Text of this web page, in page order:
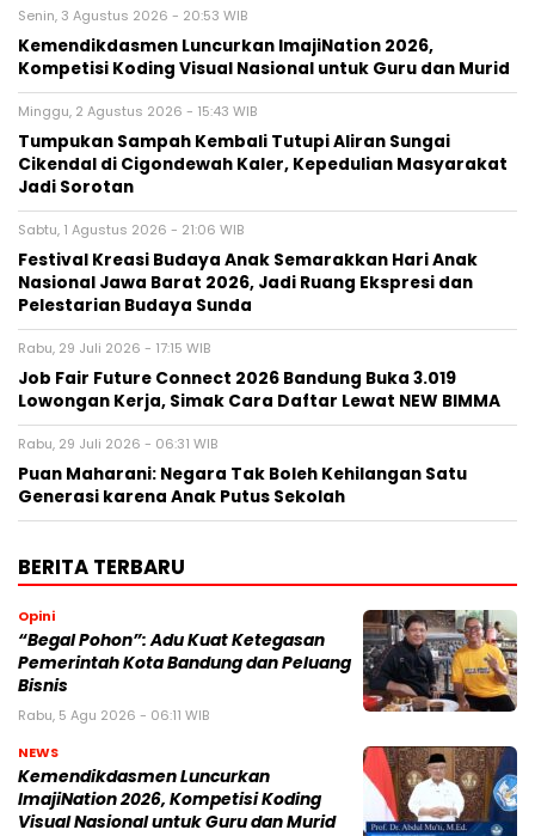
Senin, 3 Agustus 2026 - 20:53 WIB
Kemendikdasmen Luncurkan ImajiNation 2026,
Kompetisi Koding Visual Nasional untuk Guru dan Murid
Minggu, 2 Agustus 2026 - 15:43 WIB
Tumpukan Sampah Kembali Tutupi Aliran Sungai
Cikendal di Cigondewah Kaler, Kepedulian Masyarakat
Jadi Sorotan
Sabtu, 1 Agustus 2026 - 21:06 WIB
Festival Kreasi Budaya Anak Semarakkan Hari Anak
Nasional Jawa Barat 2026, Jadi Ruang Ekspresi dan
Pelestarian Budaya Sunda
Rabu, 29 Juli 2026 - 17:15 WIB
Job Fair Future Connect 2026 Bandung Buka 3.019
Lowongan Kerja, Simak Cara Daftar Lewat NEW BIMMA
Rabu, 29 Juli 2026 - 06:31 WIB
Puan Maharani: Negara Tak Boleh Kehilangan Satu
Generasi karena Anak Putus Sekolah
BERITA TERBARU
Opini
“Begal Pohon”: Adu Kuat Ketegasan
Pemerintah Kota Bandung dan Peluang
Bisnis
Rabu, 5 Agu 2026 - 06:11 WIB
NEWS
Kemendikdasmen Luncurkan
ImajiNation 2026, Kompetisi Koding
Visual Nasional untuk Guru dan Murid